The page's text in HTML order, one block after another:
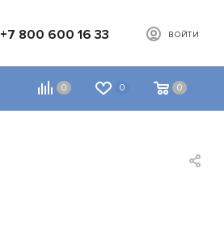
+7 800 600 16 33 ВОЙТИ
0 0 0